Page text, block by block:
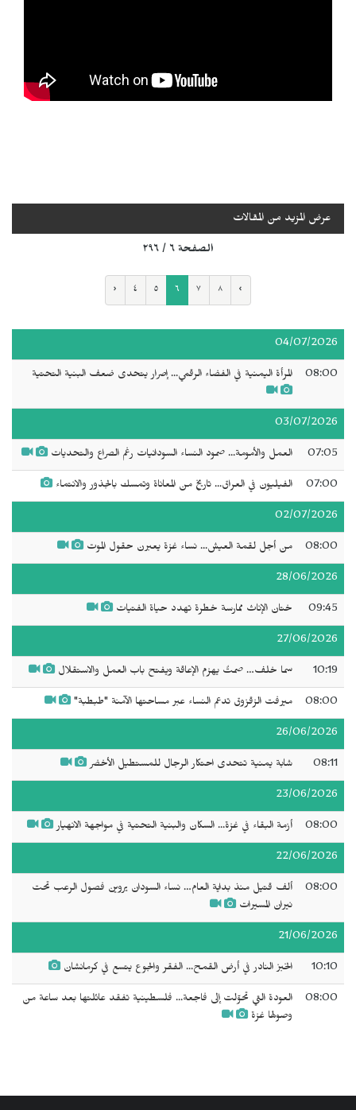
عرض المزيد من المقالات
الصفحة ٦ / ٢٩٦
‹ ٤ ٥ ٦ ٧ ٨ ›
04/07/2026
08:00 المرأة اليمنية في الفضاء الرقمي... إصرار يتحدى ضعف البنية التحتية
03/07/2026
07:05 العمل والأمومة... صمود النساء السودانيات رغم الصراع والتحديات
07:00 الفيليون في العراق... تاريخ من المعاناة وتمسك بالجذور والانتماء
02/07/2026
08:00 من أجل لقمة العيش... نساء غزة يعبرن حقول الموت
28/06/2026
09:45 ختان الإناث ممارسة خطرة تهدد حياة الفتيات
27/06/2026
10:19 سما خلف… صمتٌ يهزم الإعاقة ويفتح باب العمل والاستقلال
08:00 ميرفت الزقزوق تدعم النساء عبر مساحتها الآمنة "طبطبة"
26/06/2026
08:11 شابة يمنية تتحدى احتكار الرجال للمستطيل الأخضر
23/06/2026
08:00 أزمة البقاء في غزة... السكان والبنية التحتية في مواجهة الانهيار
22/06/2026
08:00
ألف قتيل منذ بداية العام… نساء السودان يروين فصول الرعب تحت
نيران المسيرات
21/06/2026
10:10 الخبز النادر في أرض القمح... الفقر والجوع يتسع في كرمانشان
08:00
العودة التي تحوّلت إلى فاجعة... فلسطينية تفقد عائلتها بعد ساعة من
وصولها غزة